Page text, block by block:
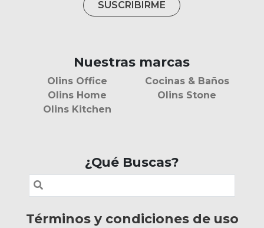
Nuestras marcas
Olins Office
Olins Home
Olins Kitchen
Cocinas & Baños
Olins Stone
¿Qué Buscas?
Términos y condiciones de uso